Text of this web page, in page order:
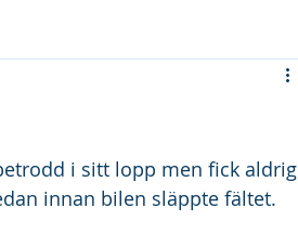
i sitt lopp men fick aldrig
innan bilen släppte fältet.